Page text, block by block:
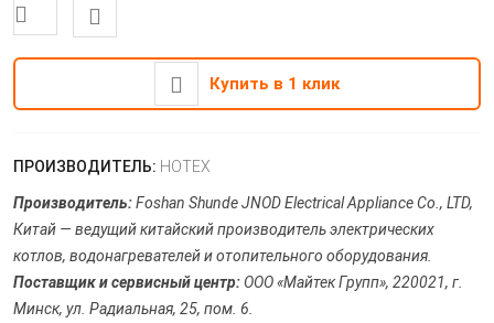
Купить в 1 клик
ПРОИЗВОДИТЕЛЬ: HOTEX
Производитель:Foshan Shunde JNOD Electrical Appliance Co., LTD,
Китай — ведущий китайский производитель электрических
котлов, водонагревателей и отопительного оборудования.
Поставщик и сервисный центр:ООО «Майтек Групп», 220021, г.
Минск, ул. Радиальная, 25, пом. 6.